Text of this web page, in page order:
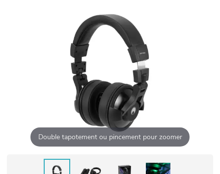
Double tapotement ou pincement pour zoomer